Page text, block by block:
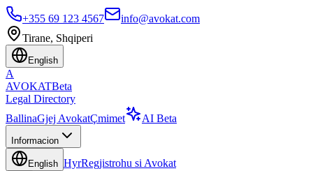
+355 69 123 4567
info@avokat.com
Tirane, Shqiperi
English
A
AVOKATBeta
Legal Directory
BallinaGjej AvokatÇmimet AI Beta
Informacion
English HyrRegjistrohu si Avokat